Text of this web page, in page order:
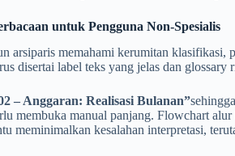
untuk Pengguna Non‑Spesialis
arsiparis memahami kerumitan klasifikasi,
disertai label teks yang jelas dan
– Anggaran: Realisasi Bulanan”
membuka manual panjang. Flowchart
meminimalkan kesalahan interpretasi,